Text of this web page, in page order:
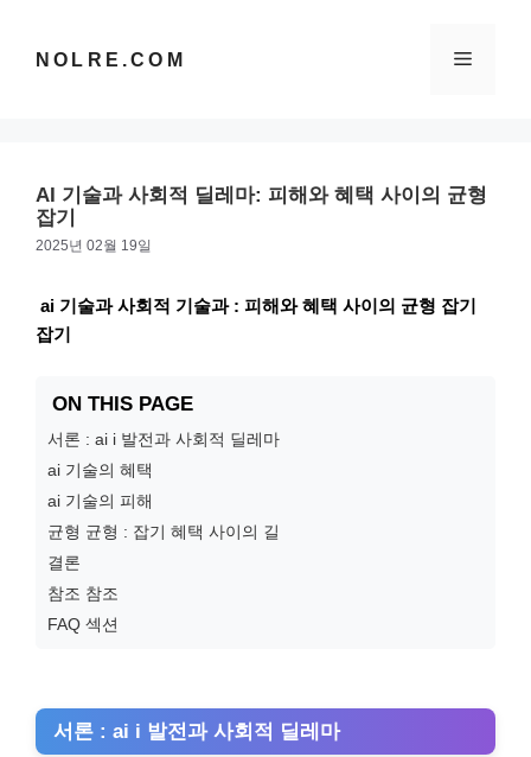
NOLRE.COM 메
AI 기술과 사회적 딜레마: 피해와 혜택 사이의 균형
잡기
2025년 02월 19일
ai 기술과 사회적 기술과 : 피해와 혜택 사이의 균형 잡기
잡기
ON THIS PAGE
서론 : ai i 발전과 사회적 딜레마
ai 기술의 혜택
ai 기술의 피해
균형 균형 : 잡기 혜택 사이의 길
결론
참조 참조
FAQ 섹션
서론 : ai i 발전과 사회적 딜레마